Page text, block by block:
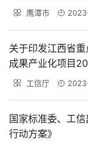
鹰潭市
关于印发江西省
成果产业化项目
工信厅
国家标准委、工
行动方案》